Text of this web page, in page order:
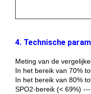
4. Technische
Meting van de
In het bereik van 70%
In het bereik van 80%
SPO2-bereik (< 69%)